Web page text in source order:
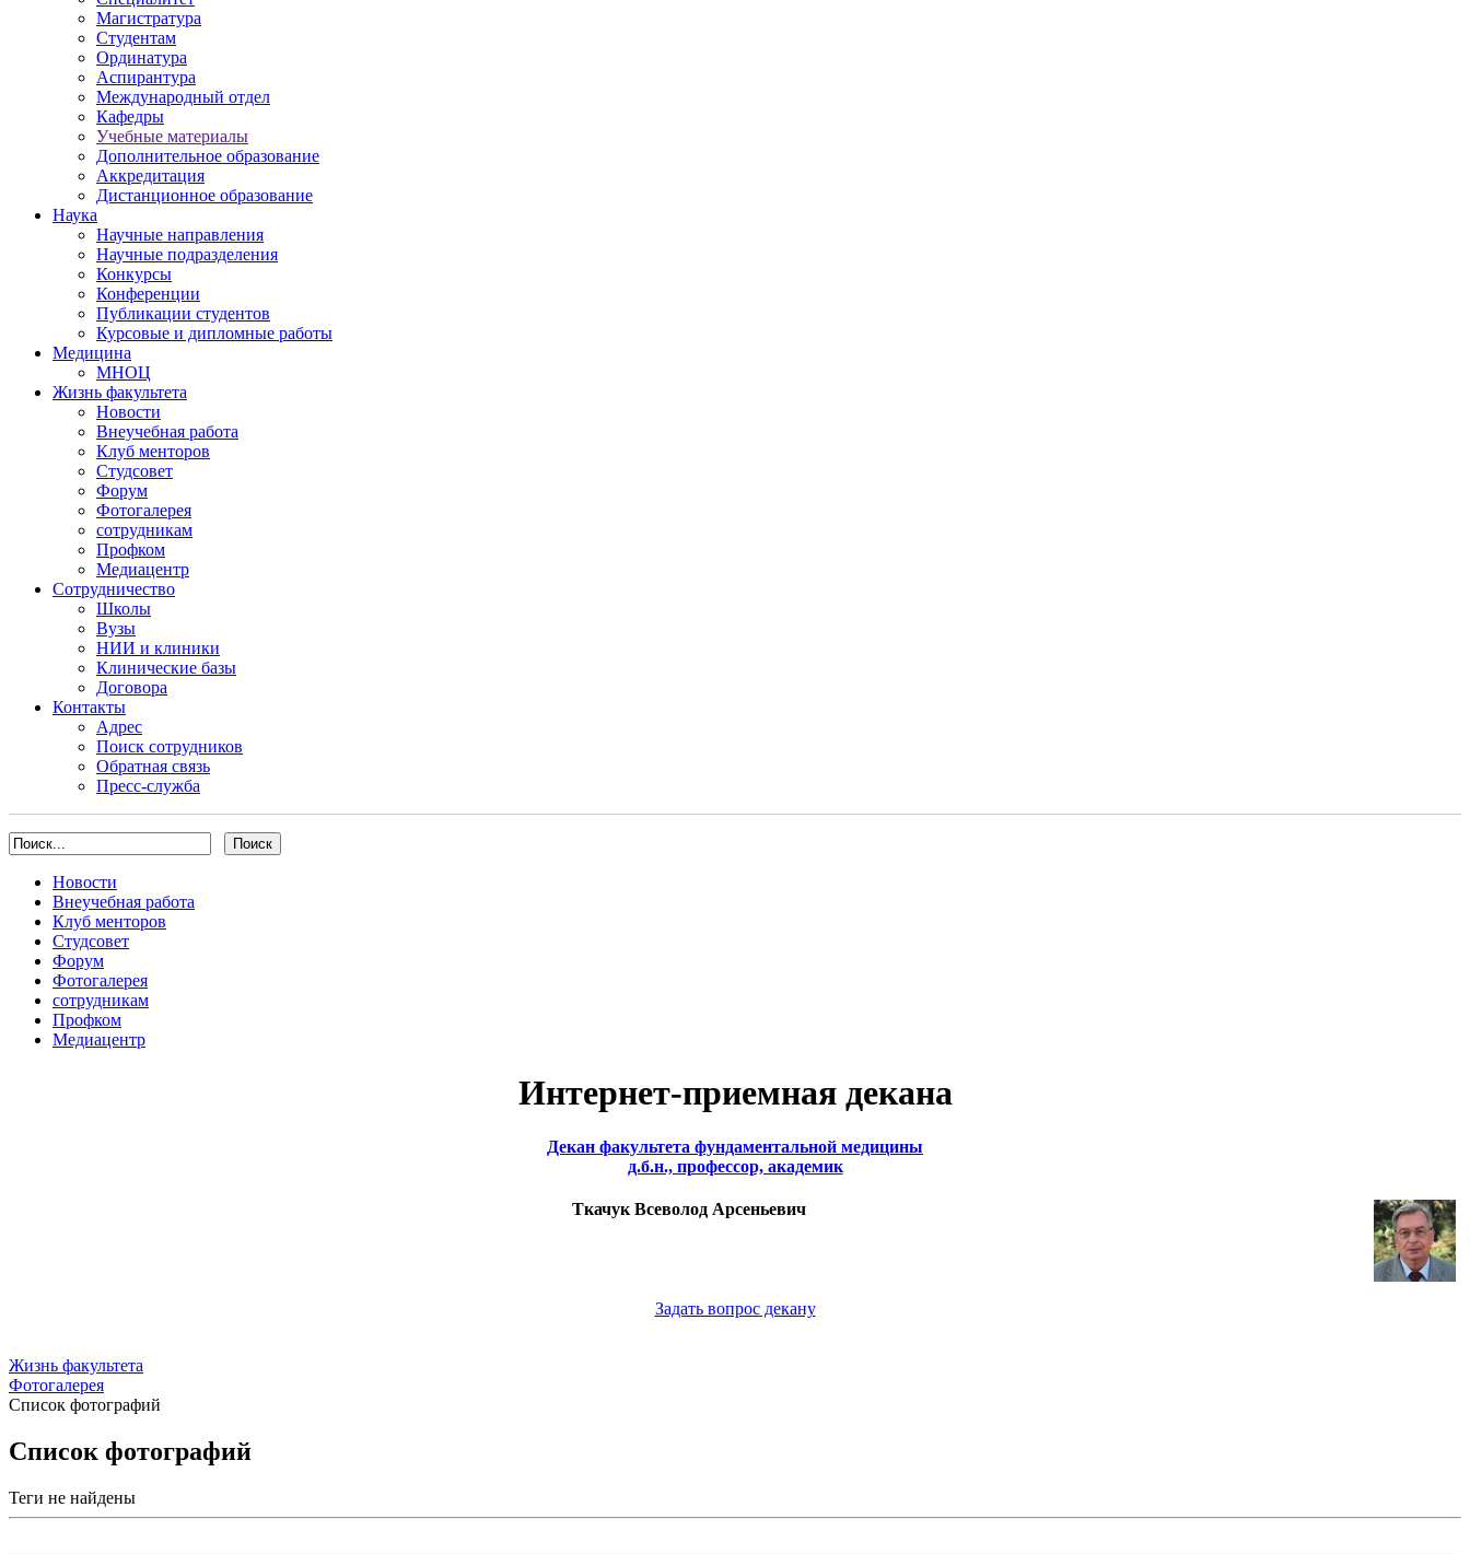
Магистратура
Студентам
Ординатура
Аспирантура
Международный отдел
Кафедры
Учебные материалы
Дополнительное образование
Аккредитация
Дистанционное образование
Наука
Научные направления
Научные подразделения
Конкурсы
Конференции
Публикации студентов
Курсовые и дипломные работы
Медицина
МНОЦ
Жизнь факультета
Новости
Внеучебная работа
Клуб менторов
Студсовет
Форум
Фотогалерея
сотрудникам
Профком
Медиацентр
Сотрудничество
Школы
Вузы
НИИ и клиники
Клинические базы
Договора
Контакты
Адрес
Поиск сотрудников
Обратная связь
Пресс-служба
Новости
Внеучебная работа
Клуб менторов
Студсовет
Форум
Фотогалерея
сотрудникам
Профком
Медиацентр
Интернет-приемная декана
Декан факультета фундаментальной медицины
д.б.н., профессор, академик
Ткачук Всеволод Арсеньевич
Задать вопрос декану
Жизнь факультета
Фотогалерея
Список фотографий
Список фотографий
Теги не найдены